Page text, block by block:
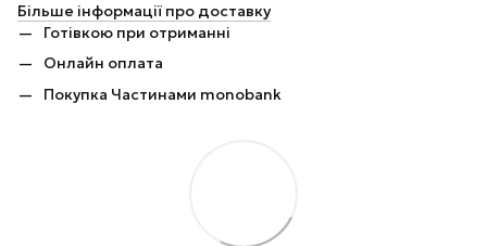
Більше інформації про доставку
Готівкою при отриманні
Онлайн оплата
Покупка Частинами monobank